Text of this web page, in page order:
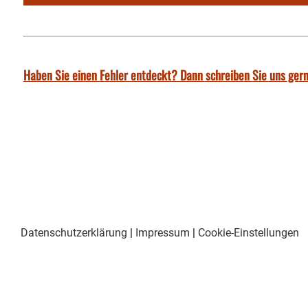
Haben Sie einen Fehler entdeckt? Dann schreiben Sie uns
Datenschutzerklärung | Impressum | Cookie-Einstellungen